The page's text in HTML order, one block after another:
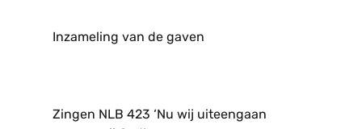
Inzameling van de gaven
Zingen NLB 423 ‘Nu wij uiteengaan